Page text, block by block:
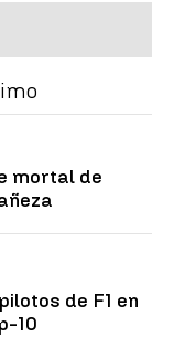
mortal de
de F1 en
10